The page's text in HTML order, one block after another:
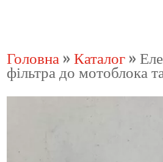
Головна »Каталог»
фільтра до мотоблока